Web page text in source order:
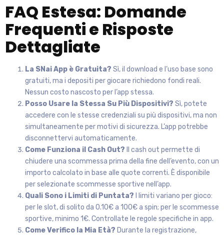
FAQ Estesa: Domande
Frequenti e Risposte
Dettagliate
La SNai App è Gratuita? Sì, il download e l’uso base sono
gratuiti, ma i depositi per giocare richiedono fondi reali.
Nessun costo nascosto per l’app stessa.
Posso Usare la Stessa Su Più Dispositivi? Sì, potete
accedere con le stesse credenziali su più dispositivi, ma non
simultaneamente per motivi di sicurezza. L’app potrebbe
disconnettervi automaticamente.
Come Funziona il Cash Out? Il cash out permette di
chiudere una scommessa prima della fine dell’evento, con un
importo calcolato in base alle quote correnti. È disponibile
per selezionate scommesse sportive nell’app.
Quali Sono i Limiti di Puntata? I limiti variano per gioco:
per le slot, di solito da 0.10€ a 100€ a spin; per le scommesse
sportive, minimo 1€. Controllate le regole specifiche in app.
Come Verifico la Mia Età? Durante la registrazione,